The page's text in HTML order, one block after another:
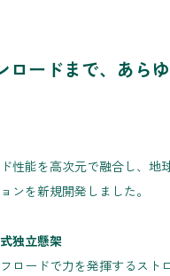
ロードまで、あら
性能を高次元で融合し、地
ンを新規開発しました。
独立懸架
ロードで力を発揮するスト